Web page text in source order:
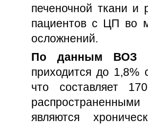
печеночной ткани и
пациентов с ЦП во
осложнений.
По данным ВОЗ
приходится до 1,8%
что составляет
являются